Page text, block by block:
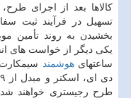
کالاها بعد از اجرای
تسهیل در فرآیند ثبت
بخشیدن به روند تأمین
یکی دیگر از خواست های
ساعتهایهوشمند
دی ای، اسکنر و مبدل از ۱۹ تیر و احیانا
طرح رجیستری خواهند